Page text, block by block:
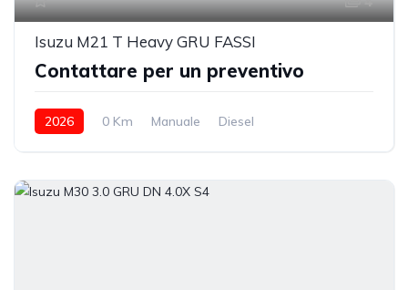
Isuzu M21 T Heavy GRU FASSI
Contattare per un preventivo
2026 0 Km Manuale Diesel